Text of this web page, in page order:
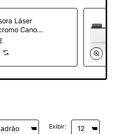
Láser
Canon
Negra
Exibir: